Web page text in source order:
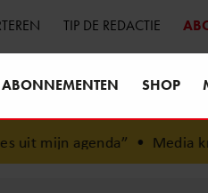
TIP DE REDACTIE
ABONNEMENTEN SHOP
mijn agenda”• Media